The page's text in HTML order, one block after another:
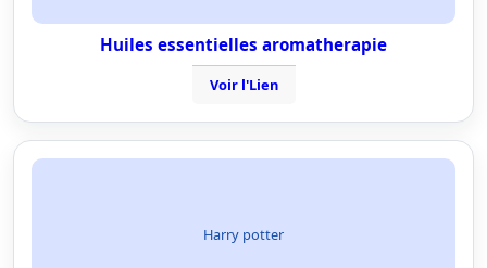
Huiles essentielles aromatherapie
Voir l'Lien
Harry potter